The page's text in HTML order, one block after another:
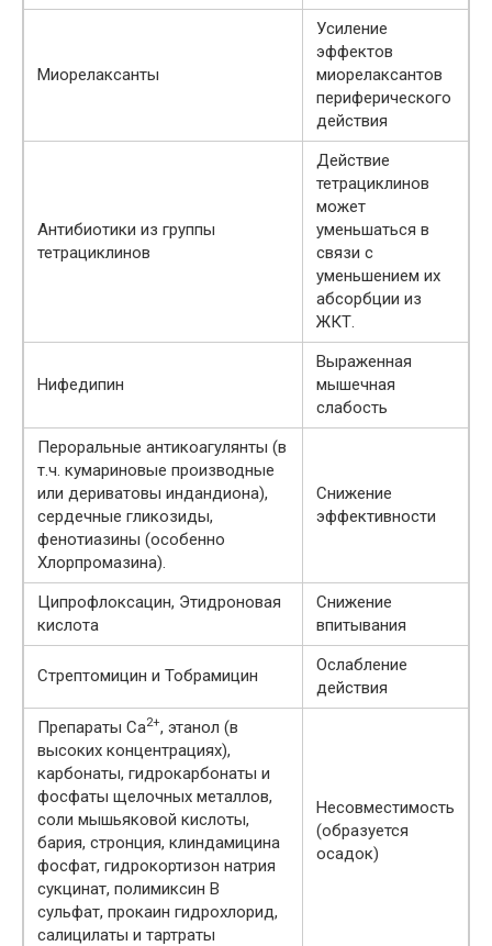
Миорелаксанты
Усиление
эффектов
миорелаксантов
периферического
действия
Антибиотики из группы
тетрациклинов
Действие
тетрациклинов
может
уменьшаться в
связи с
уменьшением их
абсорбции из
ЖКТ.
Нифедипин
Выраженная
мышечная
слабость
Пероральные антикоагулянты (в
т.ч. кумариновые производные
или дериватовы индандиона),
сердечные гликозиды,
фенотиазины (особенно
Хлорпромазина).
Снижение
эффективности
Ципрофлоксацин, Этидроновая
кислота
Снижение
впитывания
Стрептомицин и Тобрамицин
Ослабление
действия
Препараты Ca2+, этанол (в
высоких концентрациях),
карбонаты, гидрокарбонаты и
фосфаты щелочных металлов,
соли мышьяковой кислоты,
бария, стронция, клиндамицина
фосфат, гидрокортизон натрия
сукцинат, полимиксин В
сульфат, прокаин гидрохлорид,
салицилаты и тартраты
Несовместимость
(образуется
осадок)